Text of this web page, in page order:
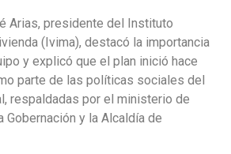
Arias, presidente del Instituto
(Ivima), destacó la importancia
y explicó que el plan inició hace
parte de las políticas sociales del
respaldadas por el ministerio de
Gobernación y la Alcaldía de